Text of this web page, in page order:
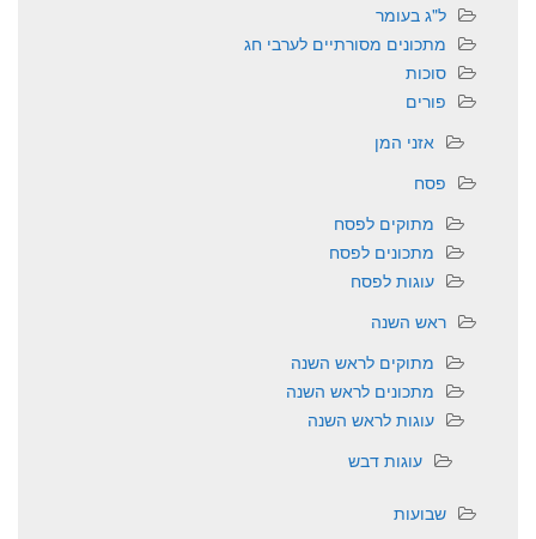
ל"ג בעומר
מתכונים מסורתיים לערבי חג
סוכות
פורים
אזני המן
פסח
מתוקים לפסח
מתכונים לפסח
עוגות לפסח
ראש השנה
מתוקים לראש השנה
מתכונים לראש השנה
עוגות לראש השנה
עוגות דבש
שבועות